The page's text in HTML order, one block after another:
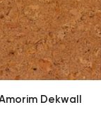
Dekwall